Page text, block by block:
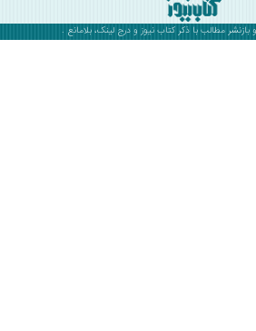
با ذکرکتاب نیوزو درج لینک، بلامانع .